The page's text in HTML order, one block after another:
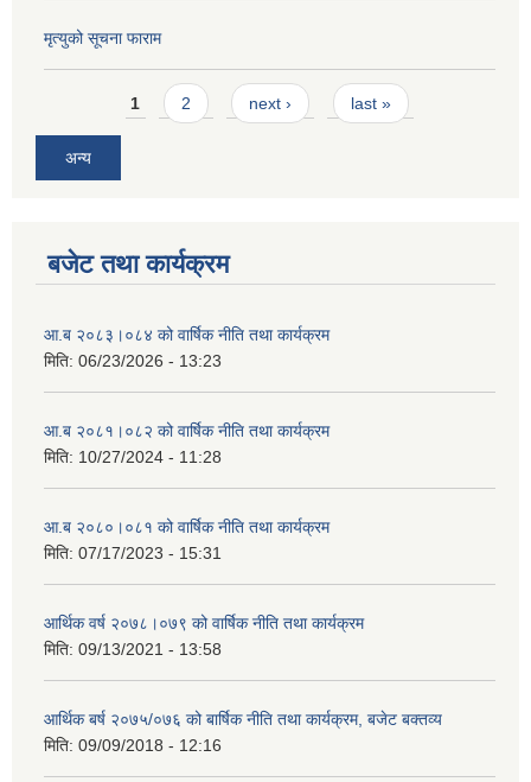
मृत्युको सूचना फाराम
Pages1 2 next › last »
अन्य
बजेट तथा कार्यक्रम
आ.ब २०८३।०८४ को वार्षिक नीति तथा कार्यक्रम
मिति: 06/23/2026 - 13:23
आ.ब २०८१।०८२ को वार्षिक नीति तथा कार्यक्रम
मिति: 10/27/2024 - 11:28
आ.ब २०८०।०८१ को वार्षिक नीति तथा कार्यक्रम
मिति: 07/17/2023 - 15:31
आर्थिक वर्ष २०७८।०७९ को वार्षिक नीति तथा कार्यक्रम
मिति: 09/13/2021 - 13:58
आर्थिक बर्ष २०७५/०७६ को बार्षिक नीति तथा कार्यक्रम, बजेट बक्तव्य
मिति: 09/09/2018 - 12:16